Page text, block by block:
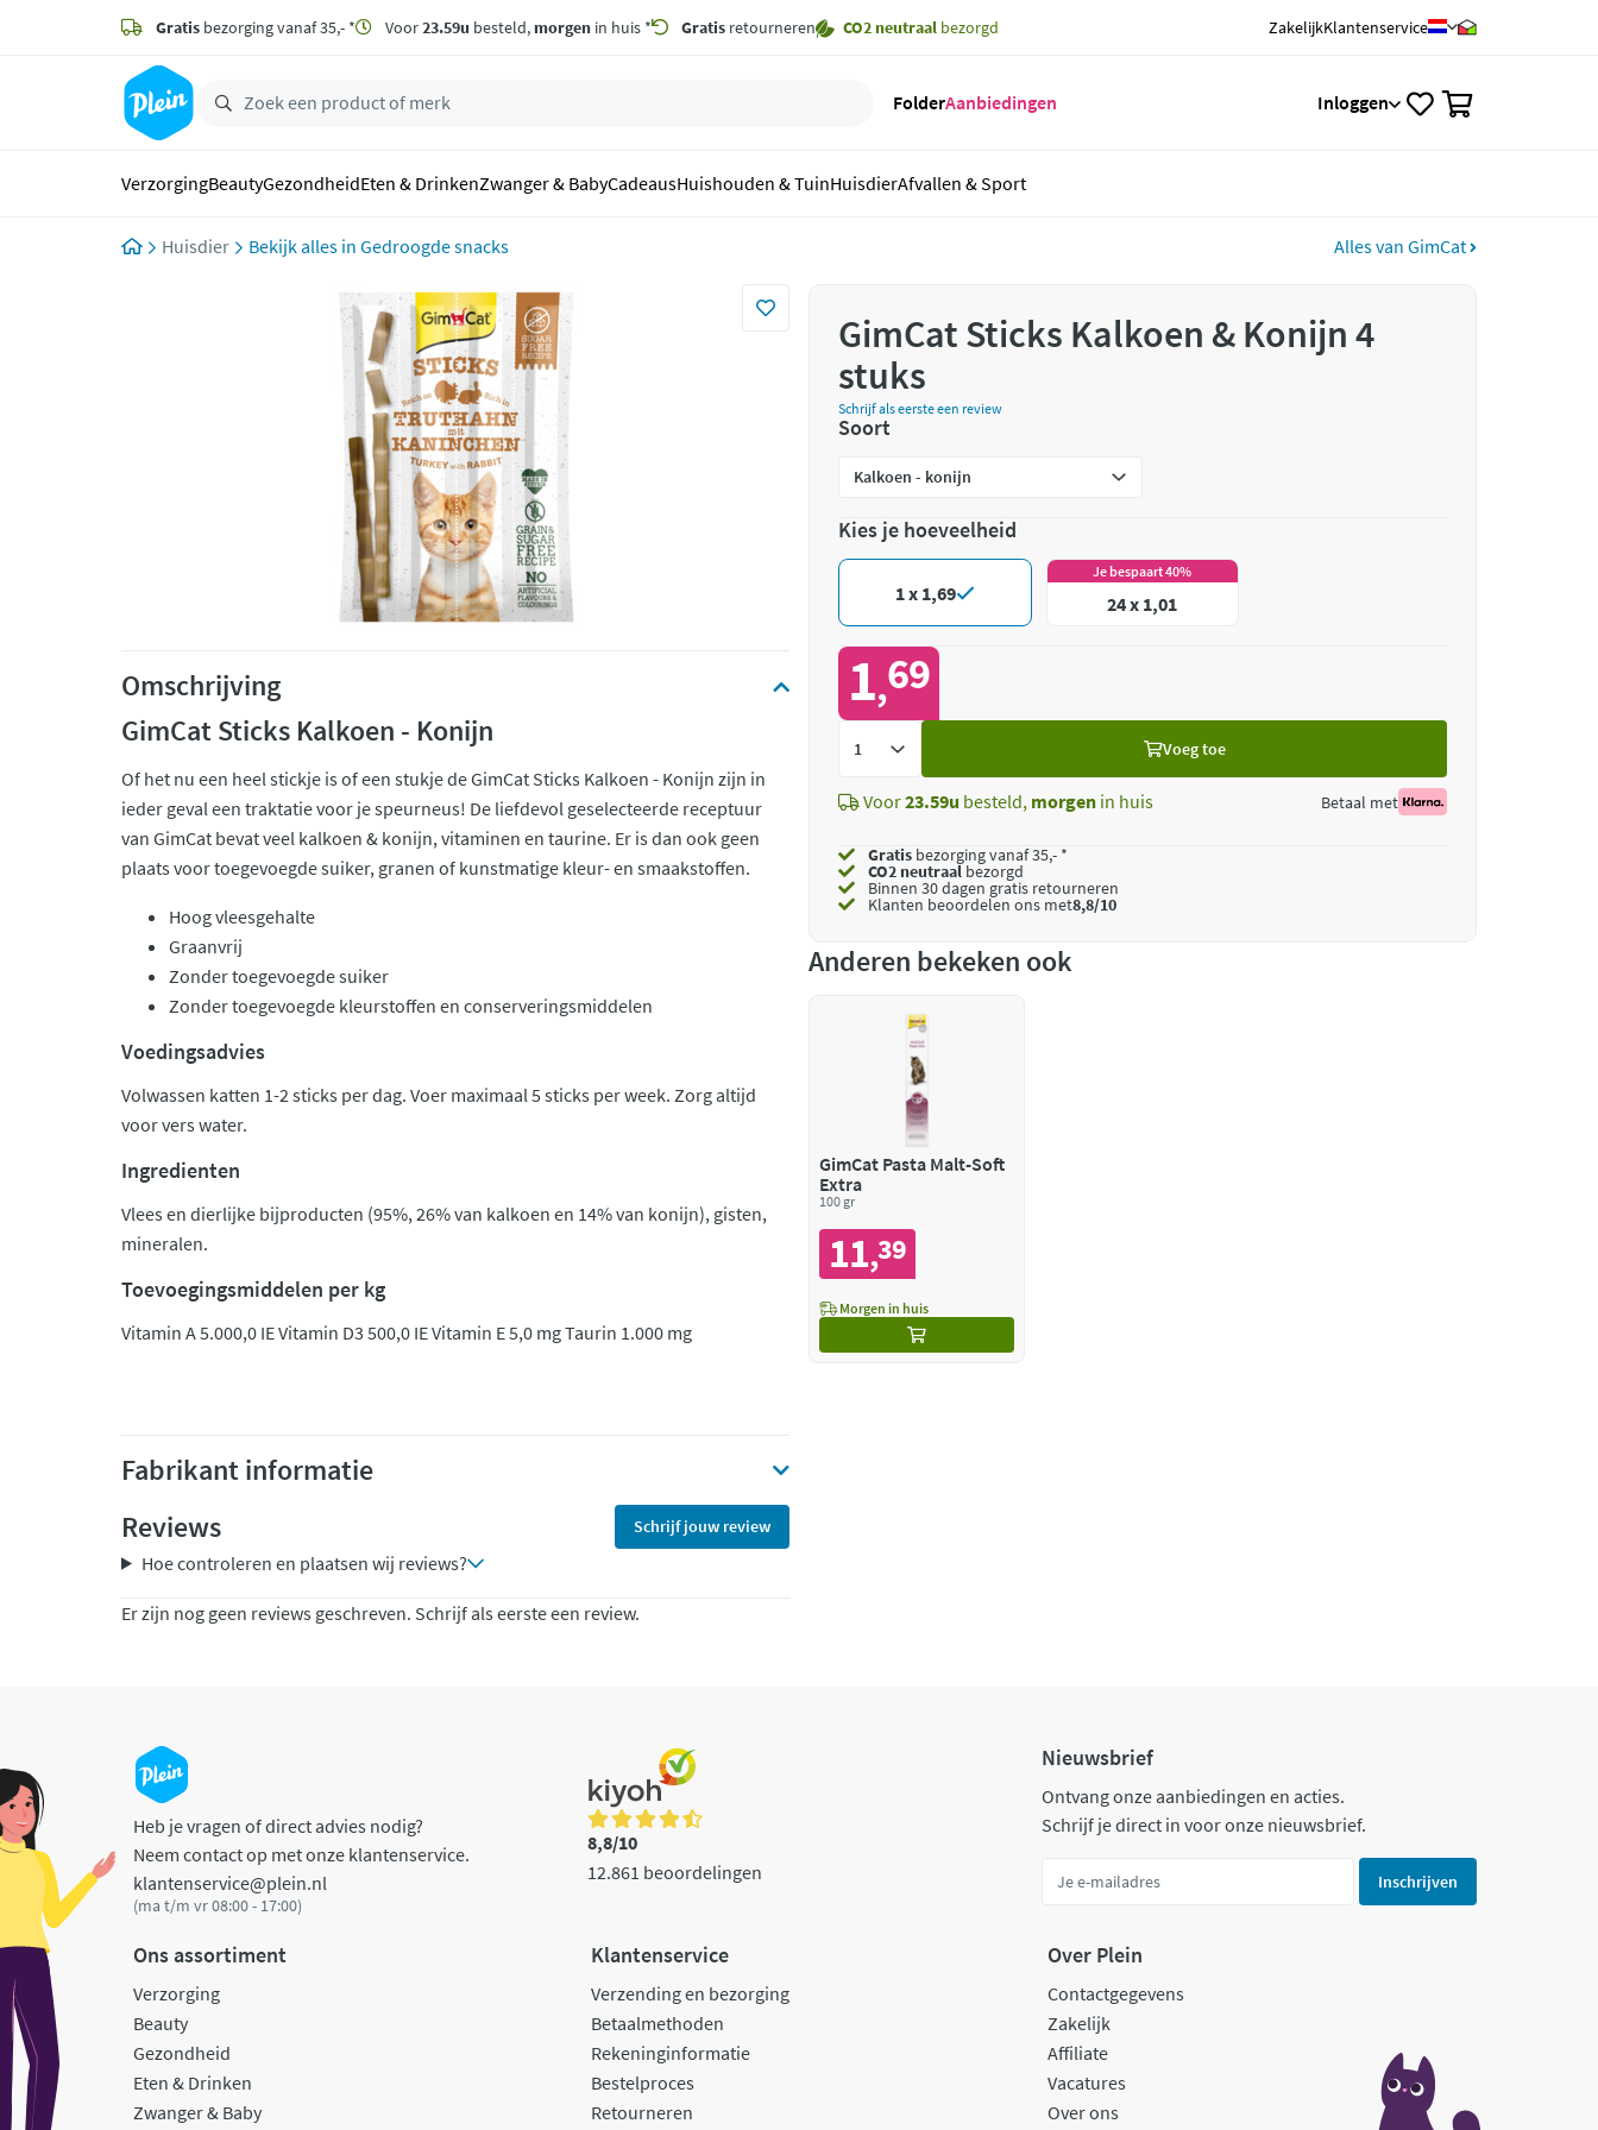
zoeken
hoofdinhoud
Gratis bezorging vanaf 35,- * Voor23.59u besteld, morgen in huis * Gratis retourneren CO2 neutraal bezorgd ZakelijkKlantenservice
FolderAanbiedingen Inloggen
VerzorgingBeautyGezondheidEten & DrinkenZwanger & BabyCadeausHuishouden & TuinHuisdierAfvallen & Sport
Huisdier Gedroogde snacks Alles van GimCat
Omschrijving
GimCat Sticks Kalkoen - Konijn
Of het nu een heel stickje is of een stukje de GimCat Sticks Kalkoen - Konijn zijn in
ieder geval een traktatie voor je speurneus! De liefdevol geselecteerde receptuur
van GimCat bevat veel kalkoen & konijn, vitaminen en taurine. Er is dan ook geen
plaats voor toegevoegde suiker, granen of kunstmatige kleur- en smaakstoffen.
Hoog vleesgehalte
Graanvrij
Zonder toegevoegde suiker
Zonder toegevoegde kleurstoffen en conserveringsmiddelen
Voedingsadvies
Volwassen katten 1-2 sticks per dag. Voer maximaal 5 sticks per week. Zorg altijd
voor vers water.
Ingredienten
Vlees en dierlijke bijproducten (95%, 26% van kalkoen en 14% van konijn), gisten,
mineralen.
Toevoegingsmiddelen per kg
Vitamin A 5.000,0 IE Vitamin D3 500,0 IE Vitamin E 5,0 mg Taurin 1.000 mg
Fabrikant informatie
Reviews
Schrijf jouw review
Hoe controleren en plaatsen wij reviews?
Er zijn nog geen reviews geschreven. Schrijf als eerste een review.
GimCat Sticks Kalkoen & Konijn 4
stuks
Schrijf als eerste een review
Soort
Kies je hoeveelheid
1 x 1,69
Je bespaart 40%
24 x 1,01
1,69
Voeg toe
Voor23.59u besteld, morgen in huis Betaal met
Gratis bezorging vanaf 35,- *
CO2 neutraalbezorgd
Binnen 30 dagen gratis retourneren
Klanten beoordelen ons met8,8/10
Anderen bekeken ook
GimCat Pasta Malt-Soft
Extra
100 gr
11,39
Morgen in huis
Heb je vragen of direct advies nodig?
Neem contact op met onze klantenservice.
klantenservice@plein.nl
(ma t/m vr 08:00 - 17:00)
8,8/10
12.861 beoordelingen
Nieuwsbrief
Ontvang onze aanbiedingen en acties.
Schrijf je direct in voor onze nieuwsbrief.
Inschrijven
Ons assortiment
Verzorging
Beauty
Gezondheid
Eten & Drinken
Zwanger & Baby
Klantenservice
Verzending en bezorging
Betaalmethoden
Rekeninginformatie
Bestelproces
Retourneren
Over Plein
Contactgegevens
Zakelijk
Affiliate
Vacatures
Over ons